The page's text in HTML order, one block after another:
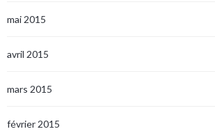
mai 2015
avril 2015
mars 2015
février 2015